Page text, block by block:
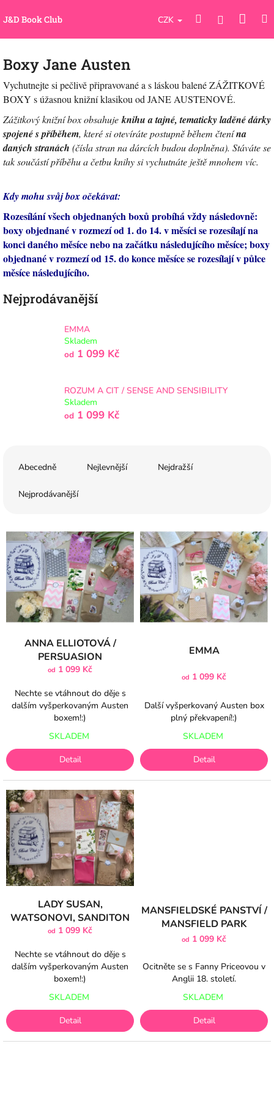
naJ&D Book Club CZK HledatPřihlášení
Boxy Jane Austen
Vychutnejte si pečlivě připravované a s láskou balené ZÁŽITKOVÉ
BOXY s úžasnou knižní klasikou od JANE AUSTENOVÉ.
Zážitkový knižní box obsahuje knihu a tajné, tematicky laděné dárky
spojené s příběhem, které si otevíráte postupně během čtenína
daných stranách (čísla stran na dárcích budou doplněna). Stáváte se
tak součástí příběhu a četbu knihy si vychutnáte ještě mnohem víc.
Kdy mohu svůj box očekávat:
Rozesílání všech objednaných boxů probíhá vždy následovně:
boxy objednané v rozmezí od 1. do 14. v měsíci se rozesílají na
konci daného měsíce nebo na začátku následujícího měsíce; boxy
objednané v rozmezí od 15. do konce měsíce se rozesílají v půlce
měsíce následujícího.
Nejprodávanější
EMMA
Skladem
od 1 099 Kč
ROZUM A CIT / SENSE AND SENSIBILITY
Skladem
od 1 099 Kč
p
r
o
d
u
ů
Abecedně Nejlevnější Nejdražší
Nejprodávanější
V
ý
p
o
ANNA ELLIOTOVÁ /
PERSUASION
od 1 099 Kč
Nechte se vtáhnout do děje s
dalším vyšperkovaným Austen
boxem!:)
SKLADEM
Detail
EMMA
od 1 099 Kč
Další vyšperkovaný Austen box
plný překvapení!:)
SKLADEM
Detail
LADY SUSAN,
WATSONOVI, SANDITON
od 1 099 Kč
Nechte se vtáhnout do děje s
dalším vyšperkovaným Austen
boxem!:)
SKLADEM
Detail
MANSFIELDSKÉ PANSTVÍ /
MANSFIELD PARK
od 1 099 Kč
Ocitněte se s Fanny Priceovou v
Anglii 18. století.
SKLADEM
Detail